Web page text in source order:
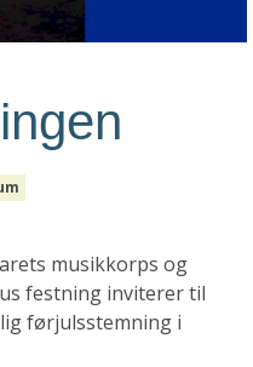
musikkorps og
festning inviterer til
førjulsstemning i